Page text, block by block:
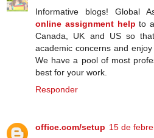
Informative blogs! Global
online assignment help to
Canada, UK and US so
academic concerns and
We have a pool of most
best for your work.
Responder
office.com/setup 15 de